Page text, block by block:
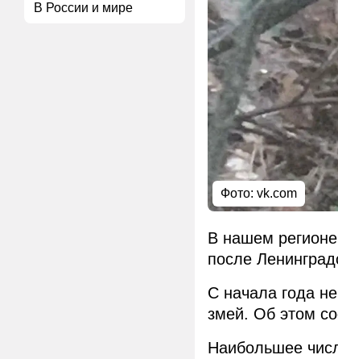
В России и мире
Фото: vk.com
В нашем регионе
после
С начала года
змей. Об этом
Наибольшее